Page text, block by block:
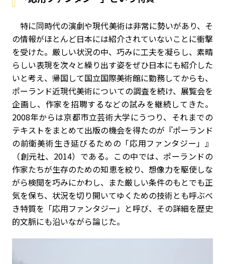
特に同時代の演劇や現代美術は非常に勢いがあり、そ
の情報がほとんど日本には紹介されていないことに衝撃
を受けた。厳しい状況の中、巧みに工夫を凝らし、素晴
らしい表現を次々と繰り出す姿をぜひ日本にも紹介した
いと考え、帰国して国立国際美術館に勤務してからも、
ポーランド近現代美術についての調査を続け、展覧会を
企画し、作家を招聘するなどの試みを継続してきた。
2008年からは京都市立芸術大学にうつり、それまでの
テキストをまとめて出版の機会を得たのが『ポーランド
の前衛美術――生き延びるための「応用ファンタジー」』
（創元社、2014）である。この中では、ポーランドの
作家たちが生存のための知恵を絞り、想像力を駆使しな
がら検閲を巧みにかわし、また厳しい条件のもとでも正
気を保ち、状況を切り開いてゆくための技術とも呼ぶべ
き特質を「応用ファンタジー」と呼び、その詳細を歴史
的文脈にも沿いながら論じた。